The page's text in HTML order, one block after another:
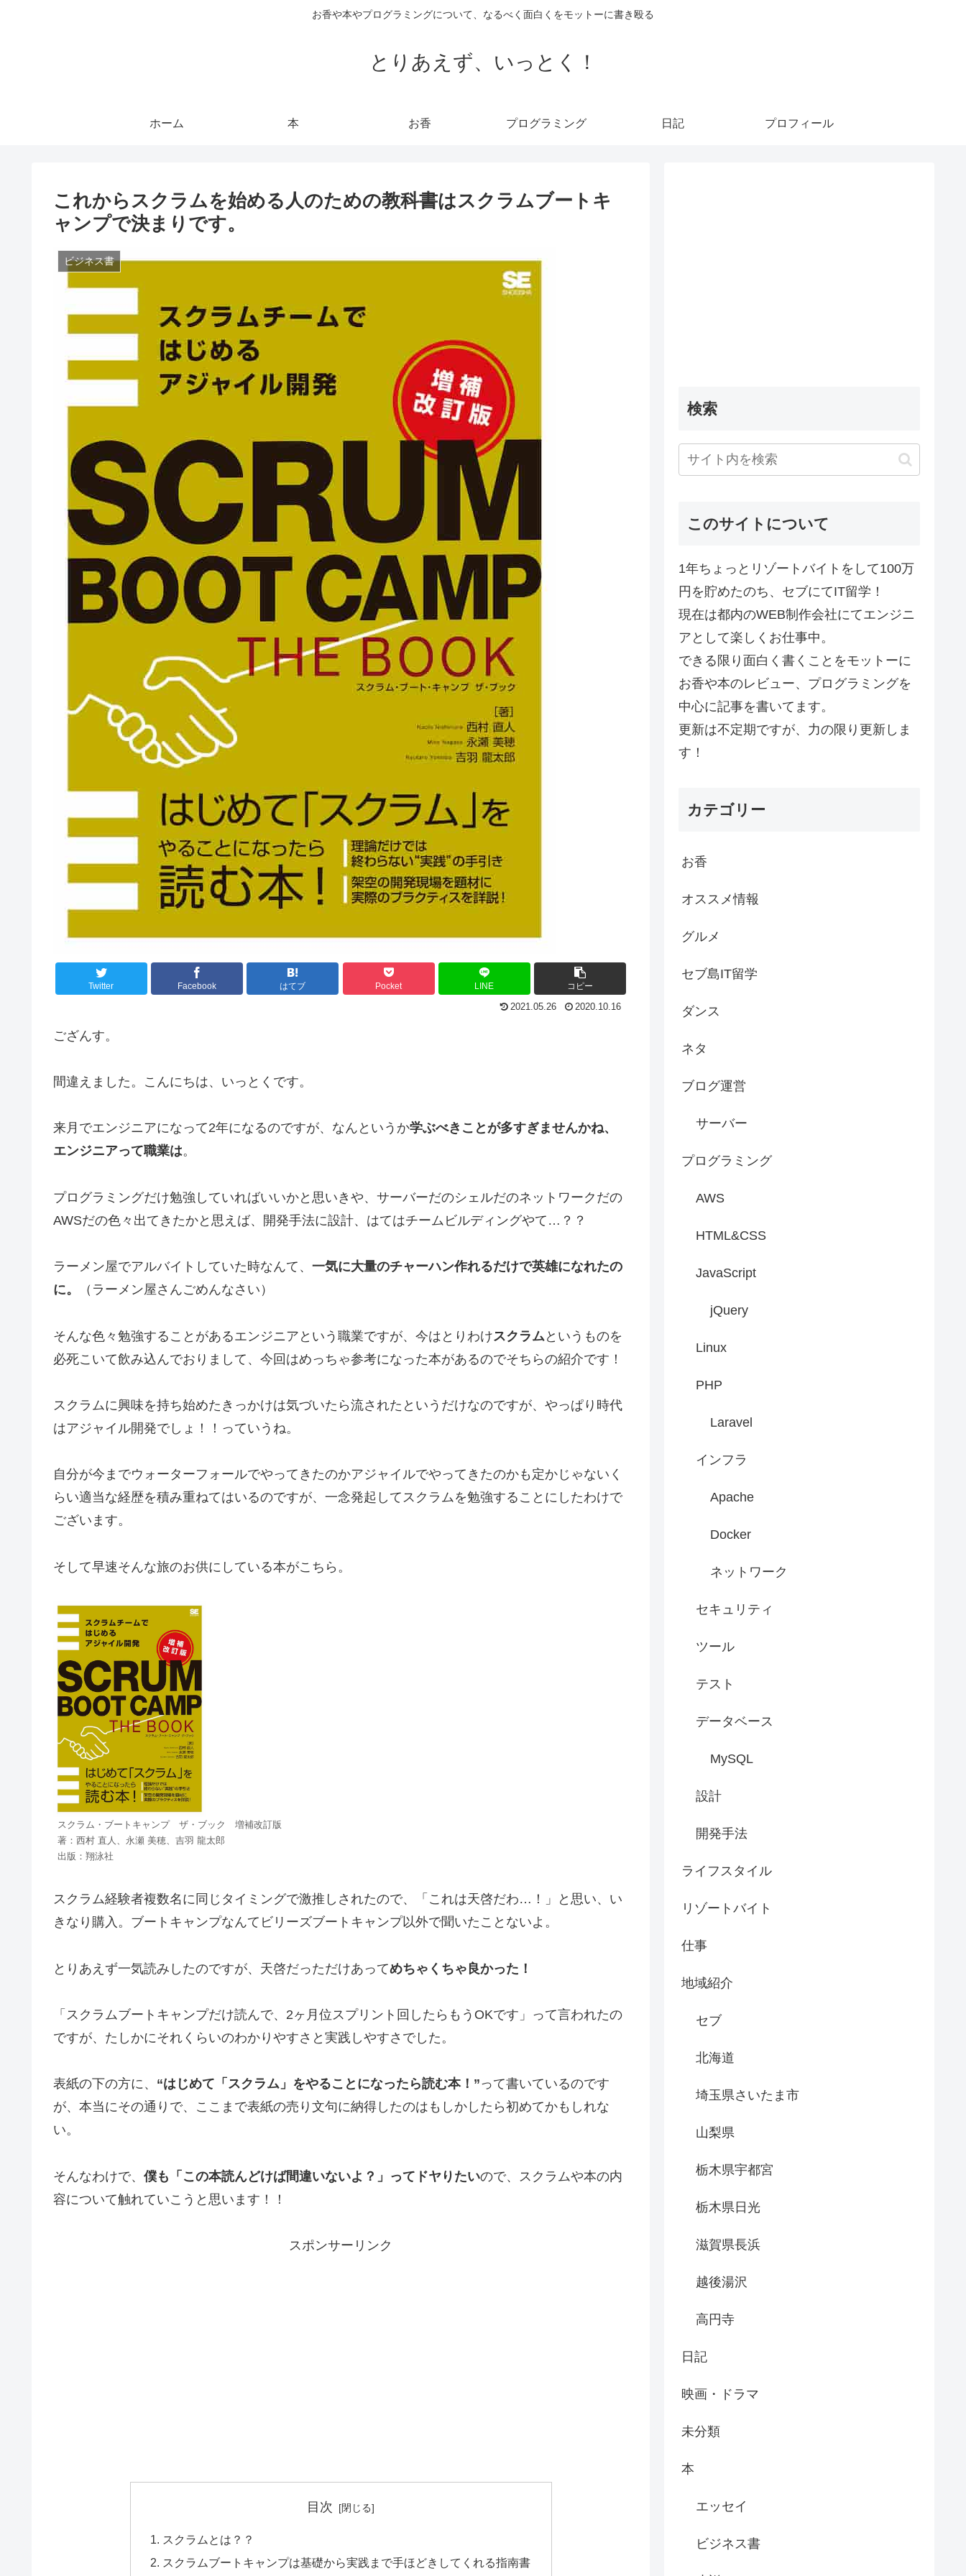
お香や本やプログラミングについて、なるべく面白くをモットーに書き殴る
とりあえず、いっとく！
ホーム 本 お香 プログラミング 日記 プロフィール
これからスクラムを始める人のための教科書はスクラムブートキ
ャンプで決まりです。
ビジネス書
Twitter Facebook はてブ Pocket LINE コピー
2021.05.26 2020.10.16
ござんす。
間違えました。こんにちは、いっとくです。
来月でエンジニアになって2年になるのですが、なんというか学ぶべきことが多すぎませんかね、
エンジニアって職業は。
プログラミングだけ勉強していればいいかと思いきや、サーバーだのシェルだのネットワークだの
AWSだの色々出てきたかと思えば、開発手法に設計、はてはチームビルディングやて…？？
ラーメン屋でアルバイトしていた時なんて、 一気に大量のチャーハン作れるだけで英雄になれたの
に。
（ラーメン屋さんごめんなさい）
そんな色々勉強することがあるエンジニアという職業ですが、今はとりわけスクラム というものを
必死こいて飲み込んでおりまして、今回はめっちゃ参考になった本があるのでそちらの紹介です！
スクラムに興味を持ち始めたきっかけは気づいたら流されたというだけなのですが、やっぱり時代
はアジャイル開発でしょ！！っていうね。
自分が今までウォーターフォールでやってきたのかアジャイルでやってきたのかも定かじゃないく
らい適当な経歴を積み重ねてはいるのですが、一念発起してスクラムを勉強することにしたわけで
ございます。
そして早速そんな旅のお供にしている本がこちら。
スクラム・ブートキャンプ ザ・ブック 増補改訂版
著：西村 直人、永瀬 美穂、吉羽 龍太郎
出版：翔泳社
スクラム経験者複数名に同じタイミングで激推しされたので、「これは天啓だわ…！」と思い、い
きなり購入。ブートキャンプなんてビリーズブートキャンプ以外で聞いたことないよ。
とりあえず一気読みしたのですが、天啓だっただけあってめちゃくちゃ良かった！
「スクラムブートキャンプだけ読んで、2ヶ月位スプリント回したらもうOKです」って言われたの
ですが、たしかにそれくらいのわかりやすさと実践しやすさでした。
表紙の下の方に、 “はじめて「スクラム」をやることになったら読む本！”って書いているのです
が、本当にその通りで、ここまで表紙の売り文句に納得したのはもしかしたら初めてかもしれな
い。
そんなわけで、 僕も「この本読んどけば間違いないよ？」ってドヤりたいので、スクラムや本の内
容について触れていこうと思います！！
スポンサーリンク
目次
スクラムとは？？
スクラムブートキャンプは基礎から実践まで手ほどきしてくれる指南書
検索
このサイトについて
1年ちょっとリゾートバイトをして100万
円を貯めたのち、セブにてIT留学！
現在は都内のWEB制作会社にてエンジニ
アとして楽しくお仕事中。
できる限り面白く書くことをモットーに
お香や本のレビュー、プログラミングを
中心に記事を書いてます。
更新は不定期ですが、力の限り更新しま
す！
カテゴリー
お香
オススメ情報
グルメ
セブ島IT留学
ダンス
ネタ
ブログ運営
サーバー
プログラミング
AWS
HTML&CSS
JavaScript
jQuery
Linux
PHP
Laravel
インフラ
Apache
Docker
ネットワーク
セキュリティ
ツール
テスト
データベース
MySQL
設計
開発手法
ライフスタイル
リゾートバイト
仕事
地域紹介
セブ
北海道
埼玉県さいたま市
山梨県
栃木県宇都宮
栃木県日光
滋賀県長浜
越後湯沢
高円寺
日記
映画・ドラマ
未分類
本
エッセイ
ビジネス書